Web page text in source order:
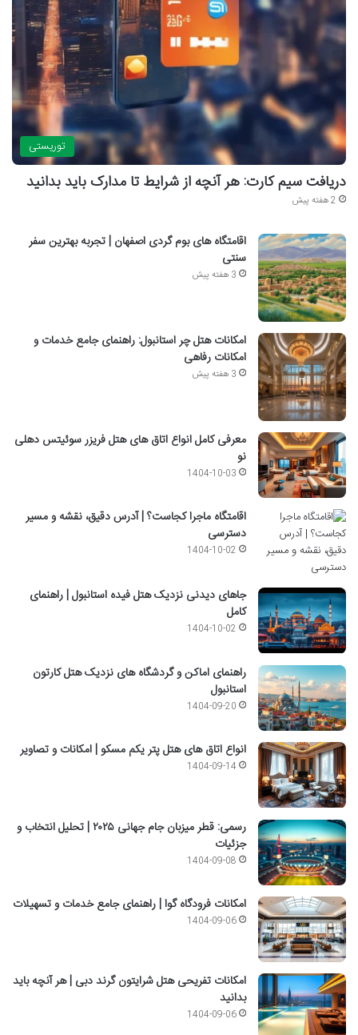
توریستی
دریافت سیم کارت: هر آنچه از شرایط تا مدارک باید بدانید
2 هفته پیش
اقامتگاه های بوم گردی اصفهان | تجربه بهترین سفر
سنتی
3 هفته پیش
امکانات هتل چر استانبول: راهنمای جامع خدمات و
امکانات رفاهی
3 هفته پیش
معرفی کامل انواع اتاق های هتل فریزر سوئیتس دهلی
نو
1404-10-03
اقامتگاه ماجرا کجاست؟ | آدرس دقیق، نقشه و مسیر
دسترسی
1404-10-02
جاهای دیدنی نزدیک هتل فیده استانبول | راهنمای
کامل
1404-10-02
راهنمای اماکن و گردشگاه های نزدیک هتل کارتون
استانبول
1404-09-20
انواع اتاق های هتل پتر یکم مسکو | امکانات و تصاویر
1404-09-14
رسمی: قطر میزبان جام جهانی ۲۰۲۵ | تحلیل انتخاب و
جزئیات
1404-09-08
امکانات فرودگاه گوا | راهنمای جامع خدمات و تسهیلات
1404-09-06
امکانات تفریحی هتل شرایتون گرند دبی | هر آنچه باید
بدانید
1404-09-06